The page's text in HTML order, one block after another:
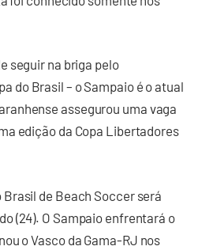
seguir na briga pelo
do Brasil – o Sampaio é o atual
assegurou uma vaga
edição da Copa Libertadores
Brasil de Beach Soccer será
(24). O Sampaio enfrentará o
o Vasco da Gama-RJ nos